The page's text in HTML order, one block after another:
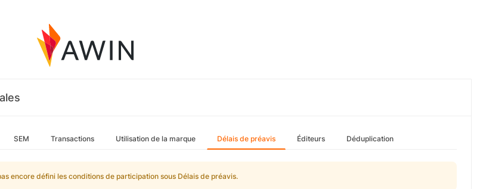
SEM Transactions Utilisation de la marque Délais de préavis Éditeurs Déduplication
encore défini les conditions de participation sous Délais de préavis.